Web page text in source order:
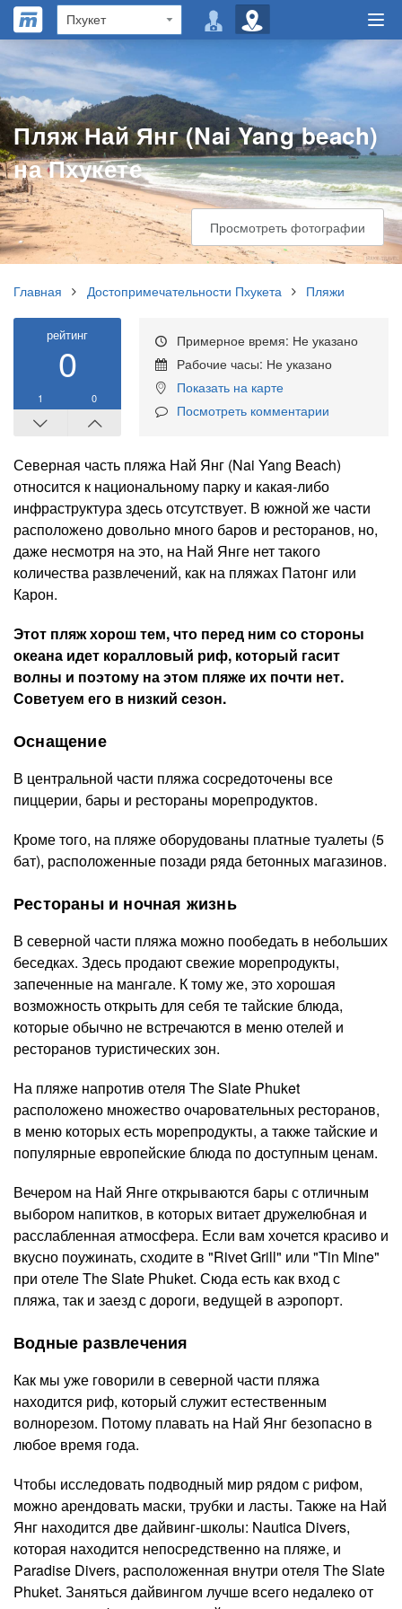
Пляж Най Янг (Nai Yang beach)
на Пхукете
Просмотреть фотографии
Главная Достопримечательности Пхукета Пляжи
рейтинг
0
1 0
Примерное время: Не указано
Рабочие часы: Не указано
Показать на карте
Посмотреть комментарии
Северная часть пляжа Най Янг (Nai Yang Beach)
относится к национальному парку и какая-либо
инфраструктура здесь отсутствует. В южной же части
расположено довольно много баров и ресторанов, но,
даже несмотря на это, на Най Янге нет такого
количества развлечений, как на пляжах Патонг или
Карон.
Этот пляж хорош тем, что перед ним со стороны
океана идет коралловый риф, который гасит
волны и поэтому на этом пляже их почти нет.
Советуем его в низкий сезон.
Оснащение
В центральной части пляжа сосредоточены все
пиццерии, бары и рестораны морепродуктов.
Кроме того, на пляже оборудованы платные туалеты (5
бат), расположенные позади ряда бетонных магазинов.
Рестораны и ночная жизнь
В северной части пляжа можно пообедать в небольших
беседках. Здесь продают свежие морепродукты,
запеченные на мангале. К тому же, это хорошая
возможность открыть для себя те тайские блюда,
которые обычно не встречаются в меню отелей и
ресторанов туристических зон.
На пляже напротив отеля The Slate Phuket
расположено множество очаровательных ресторанов,
в меню которых есть морепродукты, а также тайские и
популярные европейские блюда по доступным ценам.
Вечером на Най Янге открываются бары с отличным
выбором напитков, в которых витает дружелюбная и
расслабленная атмосфера. Если вам хочется красиво и
вкусно поужинать, сходите в "Rivet Grill" или "Tin Mine"
при отеле The Slate Phuket. Сюда есть как вход с
пляжа, так и заезд с дороги, ведущей в аэропорт.
Водные развлечения
Как мы уже говорили в северной части пляжа
находится риф, который служит естественным
волнорезом. Потому плавать на Най Янг безопасно в
любое время года.
Чтобы исследовать подводный мир рядом с рифом,
можно арендовать маски, трубки и ласты. Также на Най
Янг находится две дайвинг-школы: Nautica Divers,
которая находится непосредственно на пляже, и
Paradise Divers, расположенная внутри отеля The Slate
Phuket. Заняться дайвингом лучше всего недалеко от